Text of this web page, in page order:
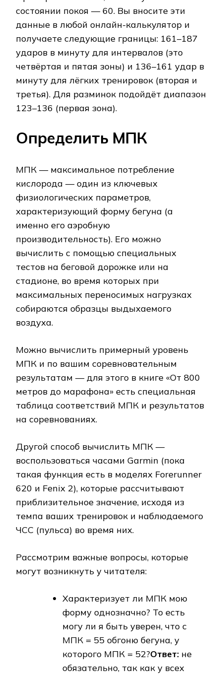
состоянии покоя — 60. Вы вносите эти
данные в любой онлайн-калькулятор и
получаете следующие границы: 161–187
ударов в минуту для интервалов (это
четвёртая и пятая зоны) и 136–161 удар в
минуту для лёгких тренировок (вторая и
третья). Для разминок подойдёт диапазон
123–136 (первая зона).
Определить МПК
МПК — максимальное потребление
кислорода — один из ключевых
физиологических параметров,
характеризующий форму бегуна (а
именно его аэробную
производительность). Его можно
вычислить с помощью специальных
тестов на беговой дорожке или на
стадионе, во время которых при
максимальных переносимых нагрузках
собираются образцы выдыхаемого
воздуха.
Можно вычислить примерный уровень
МПК и по вашим соревновательным
результатам — для этого в книге «От 800
метров до марафона» есть специальная
таблица соответствий МПК и результатов
на соревнованиях.
Другой способ вычислить МПК —
воспользоваться часами Garmin (пока
такая функция есть в моделях Forerunner
620 и Fenix 2), которые рассчитывают
приблизительное значение, исходя из
темпа ваших тренировок и наблюдаемого
ЧСС (пульса) во время них.
Рассмотрим важные вопросы, которые
могут возникнуть у читателя:
Характеризует ли МПК мою
форму однозначно? То есть
могу ли я быть уверен, что с
МПК = 55 обгоню бегуна, у
которого МПК = 52?Ответ: не
обязательно, так как у всех